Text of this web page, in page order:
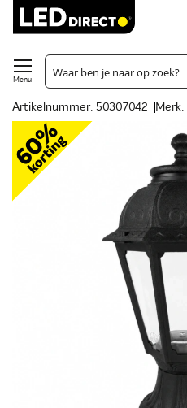
Menu
Artikelnummer: 50307042 Merk: